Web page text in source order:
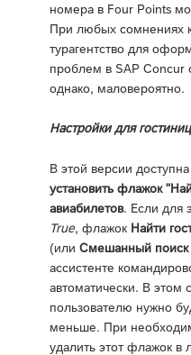
номера в Four Points
При любых сомнениях
турагентство для
проблем в SAP Concur
однако, маловероятно.
Настройки для
В этой версии
установить флажок
авиабилетов. Если для
True, флажок Найти
(или Смешанный поиск
ассистенте
автоматически. В этом
пользователю нужно
меньше. При
удалить этот флажок в